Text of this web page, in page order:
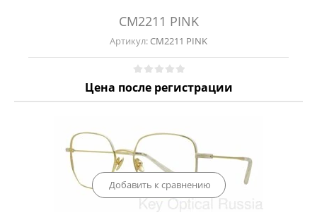
CM2211 PINK
Артикул:CM2211 PINK
Цена после регистрации
Добавить к сравнению